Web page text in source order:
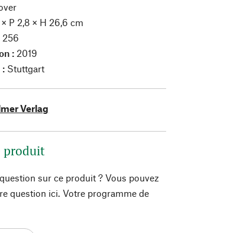
× P 2,8 × H 26,6 cm
256
: 2019
: Stuttgart
Verlag
produit
sur ce produit ? Vous pouvez
question ici. Votre programme de